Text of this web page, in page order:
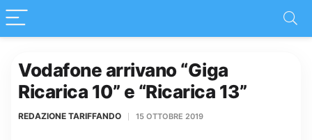
Vodafone arrivano “Giga
Ricarica 10” e “Ricarica 13”
REDAZIONE TARIFFANDO 15 OTTOBRE 2019